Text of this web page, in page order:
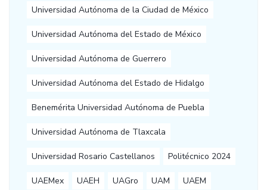
Universidad Autónoma de la Ciudad de México
Universidad Autónoma del Estado de México
Universidad Autónoma de Guerrero
Universidad Autónoma del Estado de Hidalgo
Benemérita Universidad Autónoma de Puebla
Universidad Autónoma de Tlaxcala
Universidad Rosario Castellanos Politécnico 2024
UAEMex UAEH UAGro UAM UAEM